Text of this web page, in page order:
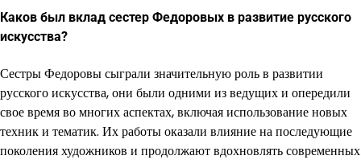
Каков был вклад сестер Федоровых в развитие русского
искусства?
Сестры Федоровы сыграли значительную роль в развитии
русского искусства, они были одними из ведущих и опередили
свое время во многих аспектах, включая использование новых
техник и тематик. Их работы оказали влияние на последующие
поколения художников и продолжают вдохновлять современных